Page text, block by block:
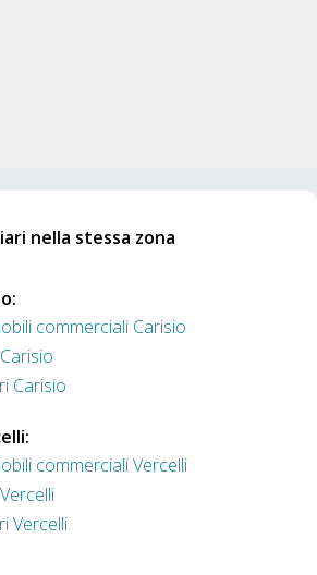
nella stessa zona
commerciali Carisio
Carisio
commerciali Vercelli
Vercelli